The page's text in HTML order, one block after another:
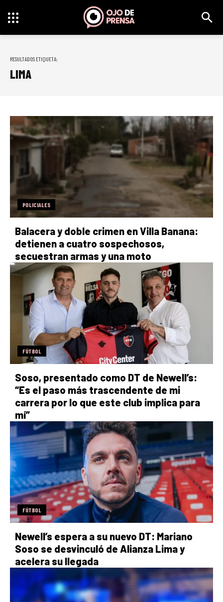
RESULTADOS ETIQUETA:
LIMA
POLICIALES
Balacera y doble crimen en Villa Banana:
detienen a cuatro sospechosos,
secuestran armas y una moto
FÚTBOL
Soso, presentado como DT de Newell’s:
“Es el paso más trascendente de mi
carrera por lo que este club implica para
mí”
FÚTBOL
Newell’s espera a su nuevo DT: Mariano
Soso se desvinculó de Alianza Lima y
acelera su llegada